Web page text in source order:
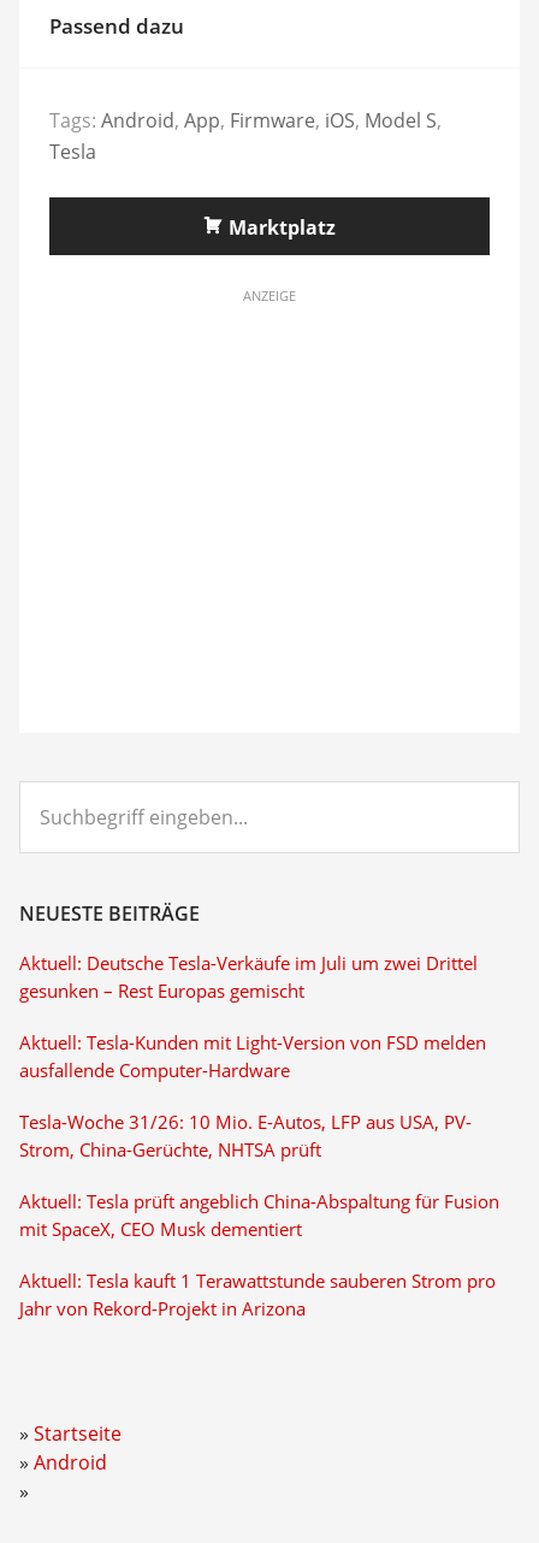
Passend dazu
Tags: Android, App, Firmware, iOS, Model S,
Tesla
Marktplatz
ANZEIGE
eingeben...
NEUESTE BEITRÄGE
Aktuell: Deutsche Tesla-Verkäufe im Juli um zwei Drittel
gesunken – Rest Europas gemischt
Aktuell: Tesla-Kunden mit Light-Version von FSD melden
ausfallende Computer-Hardware
Tesla-Woche 31/26: 10 Mio. E-Autos, LFP aus USA, PV-
Strom, China-Gerüchte, NHTSA prüft
Aktuell: Tesla prüft angeblich China-Abspaltung für Fusion
mit SpaceX, CEO Musk dementiert
Aktuell: Tesla kauft 1 Terawattstunde sauberen Strom pro
Jahr von Rekord-Projekt in Arizona
Startseite
Android